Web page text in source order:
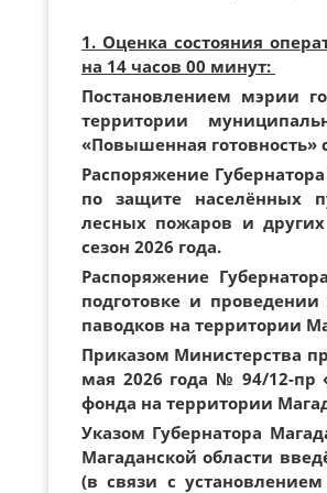
1. Оценка состояния
на 14 часов 00 минут:
Постановлением мэрии
территории
«Повышенная готовность»
Распоряжение
по защите населённых
лесных пожаров и
сезон 2026 года.
Распоряжение
подготовке и
паводков на территории
Приказом Министерства
мая 2026 года № 94/12-пр
фонда на территории
Указом Губернатора
Магаданской области
(в связи с